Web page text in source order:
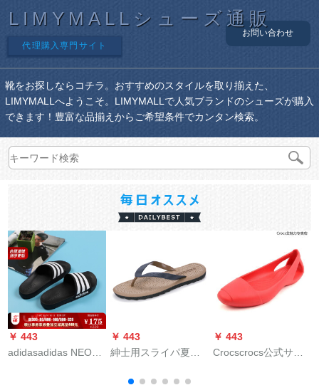
LIMYMALLシューズ通販
代理購入専門サイト
お問い合わせ
靴をお探しならコチラ。おすすめのスタイルを取り揃えた、
LIMYMALLへようこそ。LIMYMALLで人気ブランドのシューズが購入
できます！豊富な品揃えからご希望条件でカンタン検索。
￥ 443
adidasadidas NEO男
￥ 443
紳士用スライパ夏の
めます。ビクターチ
￥ 443
Crocscrocs公式サー